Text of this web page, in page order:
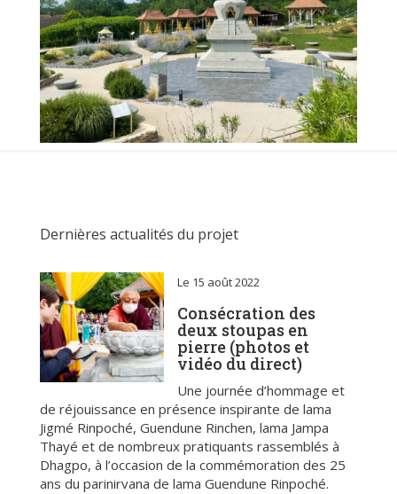
Dernières actualités du projet
Le 15 août 2022
Consécration des
deux stoupas en
pierre (photos et
vidéo du direct)
Une journée d’hommage et
de réjouissance en présence inspirante de lama
Jigmé Rinpoché, Guendune Rinchen, lama Jampa
Thayé et de nombreux pratiquants rassemblés à
Dhagpo, à l’occasion de la commémoration des 25
ans du parinirvana de lama Guendune Rinpoché.